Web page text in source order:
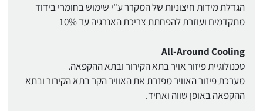
הגדלת מידות חיצוניות של המקרר ע"י שימוש בחומרי בידוד
מתקדמים ועוזרת להפחתת צריכת האנרגיה עד 10%
All-Around Cooling
טכנולוגיית פיזור אויר בתא הקירור ובתא ההקפאה.
מערכת פיזור האוויר מפזרת את האוויר הקר בתא הקירור ובתא
ההקפאה באופן שווה ואחיד.